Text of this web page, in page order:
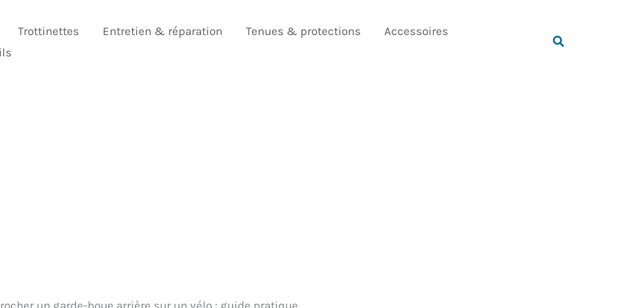
Trottinettes Entretien & réparation Tenues & protections
Accessoires
Rechercher
un garde-boue arrière sur un vélo : guide pratique